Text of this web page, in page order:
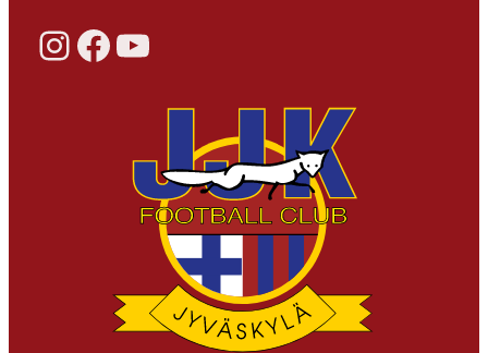
Instagram Facebook YouTube